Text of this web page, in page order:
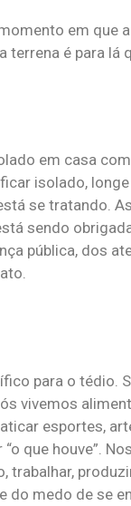
em que
terrena é para lá
em casa
isolado,
se tratando.
sendo
pública, dos
para o tédio.
vivemos
esportes,
que houve”.
medo de se